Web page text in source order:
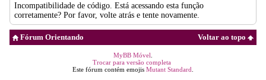
Incompatibilidade de código. Está acessando esta função
corretamente? Por favor, volte atrás e tente novamente.
Voltar ao topo
Fórum Orientando
MyBB Móvel
Trocar para versão completa
Este fórum contém emojis Mutant Standard